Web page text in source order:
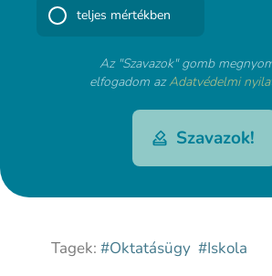
teljes mértékben
Az "Szavazok" gomb
elfogadom azAdatvédelmi
Szavazok!
Tagek: #Oktatásügy #Iskola